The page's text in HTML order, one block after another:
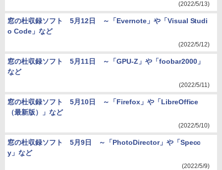
(2022/5/13)
窓の杜収録ソフト 5月12日 ～「Evernote」や「Visual Studi
o Code」など
(2022/5/12)
窓の杜収録ソフト 5月11日 ～「GPU-Z」や「foobar2000」
など
(2022/5/11)
窓の杜収録ソフト 5月10日 ～「Firefox」や「LibreOffice
（最新版）」など
(2022/5/10)
窓の杜収録ソフト 5月9日 ～「PhotoDirector」や「Specc
y」など
(2022/5/9)